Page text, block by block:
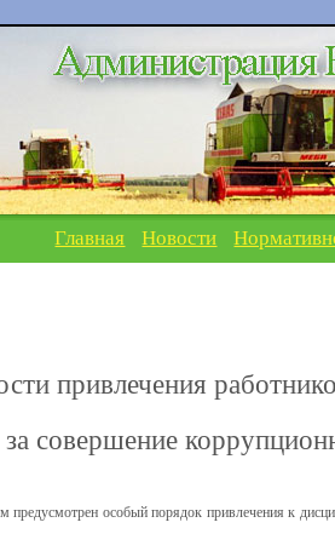
Главная Новости
привлечения
за совершение
предусмотрен особый порядок привлечения к